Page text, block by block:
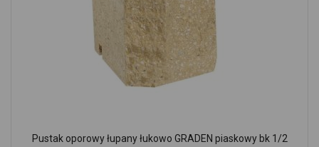
Pustak oporowy łupany łukowo GRADEN piaskowy bk 1/2